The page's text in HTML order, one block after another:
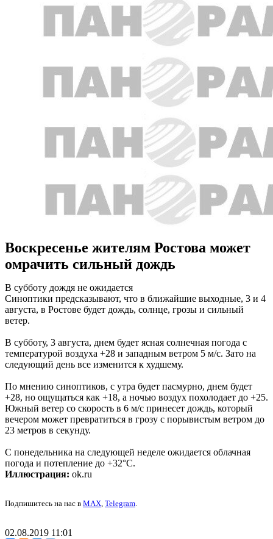
Воскресенье жителям Ростова может
омрачить сильный дождь
В субботу дождя не ожидается
Синоптики предсказывают, что в ближайшие выходные, 3 и 4
августа, в Ростове будет дождь, солнце, грозы и сильный
ветер.
В субботу, 3 августа, днем будет ясная солнечная погода с
температурой воздуха +28 и западным ветром 5 м/с. Зато на
следующий день все изменится к худшему.
По мнению синоптиков, с утра будет пасмурно, днем будет
+28, но ощущаться как +18, а ночью воздух похолодает до +25.
Южный ветер со скорость в 6 м/с принесет дождь, который
вечером может превратиться в грозу с порывистым ветром до
23 метров в секунду.
С понедельника на следующей неделе ожидается облачная
погода и потепление до +32°C.
Иллюстрация: ok.ru
Подпишитесь на нас в MAX, Telegram.
02.08.2019 11:01